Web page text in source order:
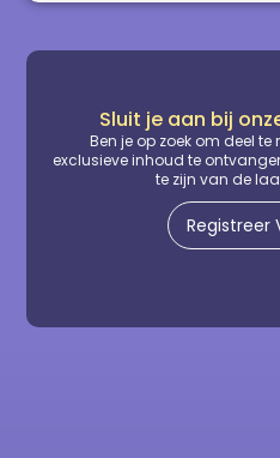
Sluit je aan bij
Ben je op zoek om deel
exclusieve inhoud te
te zijn van de
Registreer